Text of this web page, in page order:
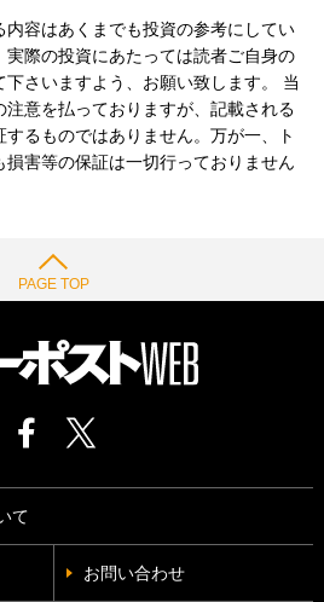
内容はあくまでも投資の参考にしてい
実際の投資にあたっては読者ご自身の
さいますよう、お願い致します。 当
意を払っておりますが、記載される
るものではありません。万が一、ト
害等の保証は一切行っておりません
PAGE TOP
て
お問い合わせ